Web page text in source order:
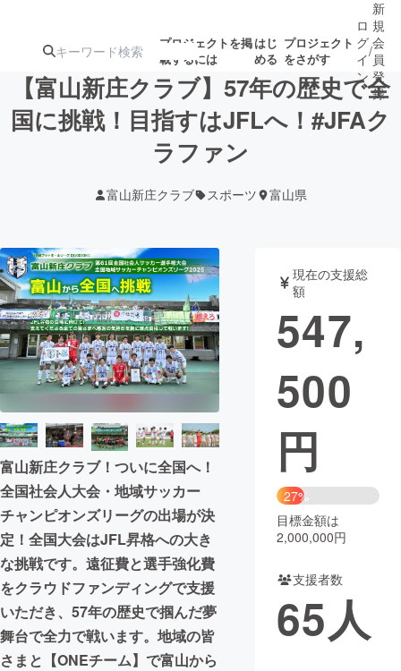
プロジェクトを掲
載するには
はじ
める
プロジェクト
をさがす
注目の新着プロ募集終了が近いプ
テクノロジー・ガジェット
映像・映画 書籍・雑誌
ビジネス・起業 チャレンジ
まちづくり・地域活性化
CAMPFIRE for Social Good
CAMPFIRE Creation
CAMPFIREふるさと納税machi-ya コミュニティ
ロ
グ
イ
ン
/
新
規
会
員
登
録
【富山新庄クラブ】57年の歴史で全
国に挑戦！目指すはJFLへ！#JFAク
ラファン
富山新庄クラブ スポーツ 富山県
富山新庄クラブ！ついに全国へ！
全国社会人大会・地域サッカー
チャンピオンズリーグの出場が決
定！全国大会はJFL昇格への大き
な挑戦です。遠征費と選手強化費
をクラウドファンディングで支援
いただき、57年の歴史で掴んだ夢
舞台で全力で戦います。地域の皆
さまと【ONEチーム】で富山から
現在の支援総
額
547,
500
円
27%
目標金額は
2,000,000円
支援者数
65人